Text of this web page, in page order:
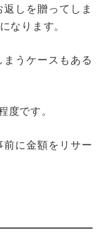
しを贈ってしま
なります。
うケースもある
度です。
に金額をリサー